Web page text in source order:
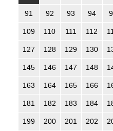
91 92 93 94
109 110 111 112
127 128 129 130
145 146 147 148
163 164 165 166
181 182 183 184
199 200 201 202